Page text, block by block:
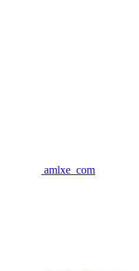
amlxe_com